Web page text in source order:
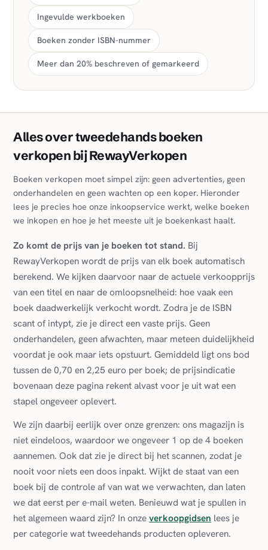
Ingevulde werkboeken
Boeken zonder ISBN-nummer
Meer dan 20% beschreven of gemarkeerd
Alles over tweedehands boeken
verkopen bij RewayVerkopen
Boeken verkopen moet simpel zijn: geen advertenties, geen
onderhandelen en geen wachten op een koper. Hieronder
lees je precies hoe onze inkoopservice werkt, welke boeken
we inkopen en hoe je het meeste uit je boekenkast haalt.
Zo komt de prijs van je boeken tot stand. Bij
RewayVerkopen wordt de prijs van elk boek automatisch
berekend. We kijken daarvoor naar de actuele verkoopprijs
van een titel en naar de omloopsnelheid: hoe vaak een
boek daadwerkelijk verkocht wordt. Zodra je de ISBN
scant of intypt, zie je direct een vaste prijs. Geen
onderhandelen, geen afwachten, maar meteen duidelijkheid
voordat je ook maar iets opstuurt. Gemiddeld ligt ons bod
tussen de 0,70 en 2,25 euro per boek; de prijsindicatie
bovenaan deze pagina rekent alvast voor je uit wat een
stapel ongeveer oplevert.
We zijn daarbij eerlijk over onze grenzen: ons magazijn is
niet eindeloos, waardoor we ongeveer 1 op de 4 boeken
aannemen. Ook dat zie je direct bij het scannen, zodat je
nooit voor niets een doos inpakt. Wijkt de staat van een
boek bij de controle af van wat we verwachten, dan laten
we dat eerst per e-mail weten. Benieuwd wat je spullen in
het algemeen waard zijn? In onzeverkoopgidsen lees je
per categorie wat tweedehands producten opleveren.